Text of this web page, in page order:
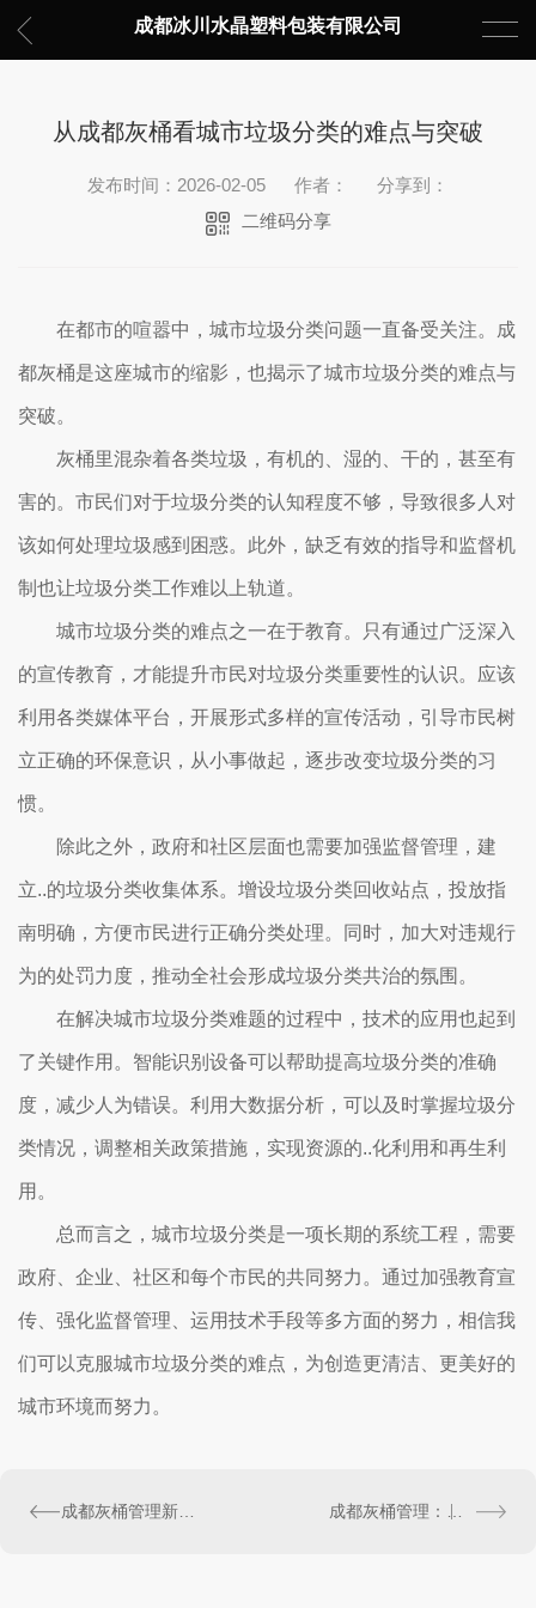
成都冰川水晶塑料包装有限公司
从成都灰桶看城市垃圾分类的难点与突破
发布时间：2026-02-05 作者：
分享到：
二维码分享
在都市的喧嚣中，城市垃圾分类问题一直备受关注。成
都灰桶是这座城市的缩影，也揭示了城市垃圾分类的难点与
突破。
灰桶里混杂着各类垃圾，有机的、湿的、干的，甚至有
害的。市民们对于垃圾分类的认知程度不够，导致很多人对
该如何处理垃圾感到困惑。此外，缺乏有效的指导和监督机
制也让垃圾分类工作难以上轨道。
城市垃圾分类的难点之一在于教育。只有通过广泛深入
的宣传教育，才能提升市民对垃圾分类重要性的认识。应该
利用各类媒体平台，开展形式多样的宣传活动，引导市民树
立正确的环保意识，从小事做起，逐步改变垃圾分类的习
惯。
除此之外，政府和社区层面也需要加强监督管理，建
立..的垃圾分类收集体系。增设垃圾分类回收站点，投放指
南明确，方便市民进行正确分类处理。同时，加大对违规行
为的处罚力度，推动全社会形成垃圾分类共治的氛围。
在解决城市垃圾分类难题的过程中，技术的应用也起到
了关键作用。智能识别设备可以帮助提高垃圾分类的准确
度，减少人为错误。利用大数据分析，可以及时掌握垃圾分
类情况，调整相关政策措施，实现资源的..化利用和再生利
用。
总而言之，城市垃圾分类是一项长期的系统工程，需要
政府、企业、社区和每个市民的共同努力。通过加强教育宣
传、强化监督管理、运用技术手段等多方面的努力，相信我
们可以克服城市垃圾分类的难点，为创造更清洁、更美好的
城市环境而努力。